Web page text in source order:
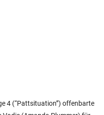
4 (“Pattsituation”) offenbarte